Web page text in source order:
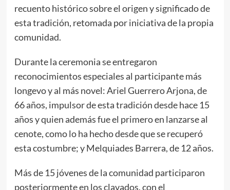
recuento histórico sobre el origen y significado de
esta tradición, retomada por iniciativa de la propia
comunidad.
Durante la ceremonia se entregaron
reconocimientos especiales al participante más
longevo y al más novel: Ariel Guerrero Arjona, de
66 años, impulsor de esta tradición desde hace 15
años y quien además fue el primero en lanzarse al
cenote, como lo ha hecho desde que se recuperó
esta costumbre; y Melquiades Barrera, de 12 años.
Más de 15 jóvenes de la comunidad participaron
posteriormente en los clavados, con el